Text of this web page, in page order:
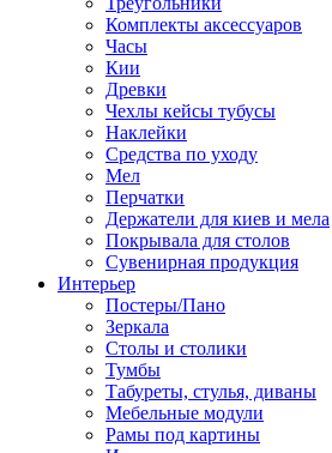
Комплекты аксессуаров
Часы
Кии
Древки
Чехлы кейсы тубусы
Наклейки
Средства по уходу
Мел
Перчатки
Держатели для киев и мела
Покрывала для столов
Сувенирная продукция
Интерьер
Постеры/Пано
Зеркала
Столы и столики
Тумбы
Табуреты, стулья, диваны
Мебельные модули
Рамы под картины